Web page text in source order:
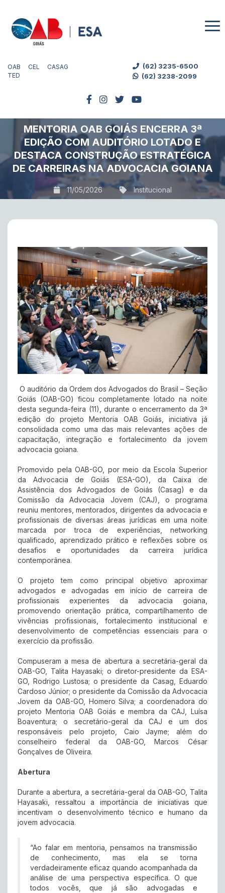
OAB CEL
CASAG
TED
(62) 3235-6500
(62) 3238-2099
MENTORIA OAB GOIÁS ENCERRA 3ª
EDIÇÃO COM AUDITÓRIO LOTADO E
DESTACA CONSTRUÇÃO ESTRATÉGICA
DE CARREIRAS NA ADVOCACIA GOIANA
11/05/2026 Institucional
O auditório da Ordem dos Advogados do Brasil – Seção
Goiás (OAB-GO) ficou completamente lotado na noite
desta segunda-feira (11), durante o encerramento da 3ª
edição do projeto Mentoria OAB Goiás, iniciativa já
consolidada como uma das mais relevantes ações de
capacitação, integração e fortalecimento da jovem
advocacia goiana.
Promovido pela OAB-GO, por meio da Escola Superior
da Advocacia de Goiás (ESA-GO), da Caixa de
Assistência dos Advogados de Goiás (Casag) e da
Comissão da Advocacia Jovem (CAJ), o programa
reuniu mentores, mentorados, dirigentes da advocacia e
profissionais de diversas áreas jurídicas em uma noite
marcada por troca de experiências, networking
qualificado, aprendizado prático e reflexões sobre os
desafios e oportunidades da carreira jurídica
contemporânea.
O projeto tem como principal objetivo aproximar
advogados e advogadas em início de carreira de
profissionais experientes da advocacia goiana,
promovendo orientação prática, compartilhamento de
vivências profissionais, fortalecimento institucional e
desenvolvimento de competências essenciais para o
exercício da profissão.
Compuseram a mesa de abertura a secretária-geral da
OAB-GO, Talita Hayasaki; o diretor-presidente da ESA-
GO, Rodrigo Lustosa; o presidente da Casag, Eduardo
Cardoso Júnior; o presidente da Comissão da Advocacia
Jovem da OAB-GO, Homero Silva; a coordenadora do
projeto Mentoria OAB Goiás e membra da CAJ, Luísa
Boaventura; o secretário-geral da CAJ e um dos
responsáveis pelo projeto, Caio Jayme; além do
conselheiro federal da OAB-GO, Marcos César
Gonçalves de Oliveira.
Abertura
Durante a abertura, a secretária-geral da OAB-GO, Talita
Hayasaki, ressaltou a importância de iniciativas que
incentivam o desenvolvimento técnico e humano da
jovem advocacia.
“Ao falar em mentoria, pensamos na transmissão
de conhecimento, mas ela se torna
verdadeiramente eficaz quando acompanhada da
análise de uma perspectiva específica. O que
todos vocês, que já são advogadas e